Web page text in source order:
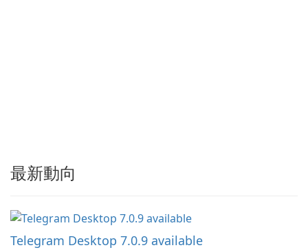
最新動向
Telegram Desktop 7.0.9 available